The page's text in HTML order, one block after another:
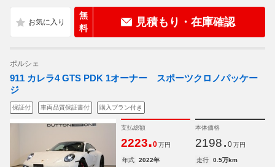
無
料
見積もり・在庫確認
ポルシェ
911 カレラ4 GTS PDK 1オーナー スポーツクロノパッケー
ジ
保証付 車両品質保証書付 購入プラン付き
支払総額
2223.0 万円
本体価格
2198. 0 万円
年式 2022年 走行
0.5万km